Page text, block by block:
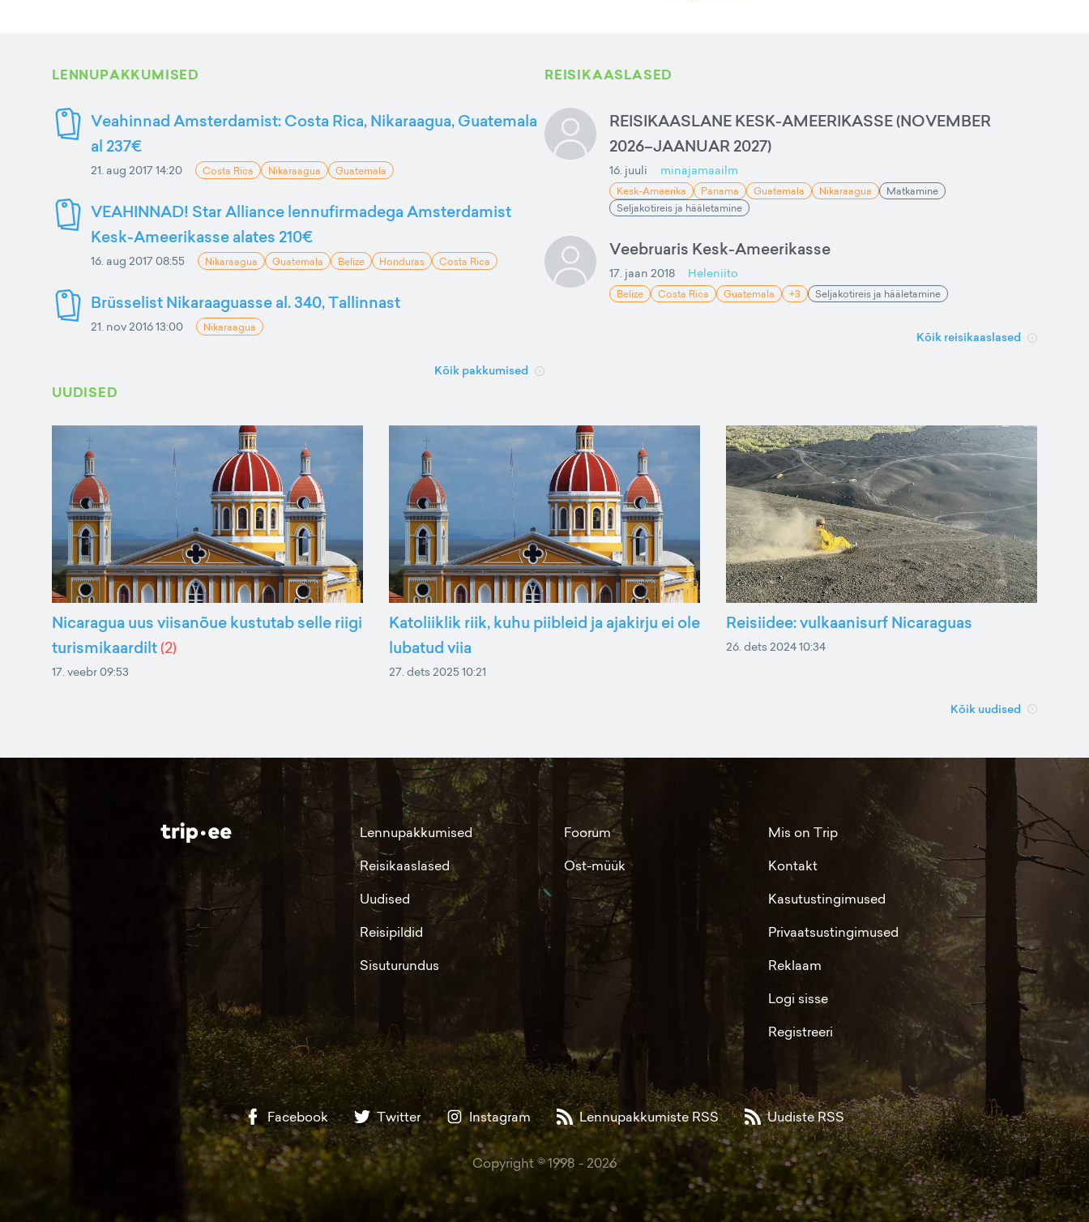
LENNUPAKKUMISED
Veahinnad Amsterdamist: Costa Rica, Nikaraagua, Guatemala
al 237€
21. aug 2017 14:20 Costa Rica Nikaraagua Guatemala
VEAHINNAD! Star Alliance lennufirmadega Amsterdamist
Kesk-Ameerikasse alates 210€
16. aug 2017 08:55 Nikaraagua Guatemala Belize Honduras Costa Rica
Brüsselist Nikaraaguasse al. 340, Tallinnast
21. nov 2016 13:00 Nikaraagua
Kõik pakkumised
REISIKAASLASED
REISIKAASLANE KESK-AMEERIKASSE (NOVEMBER
2026–JAANUAR 2027)
16. juuli minajamaailm
Kesk-Ameerika Panama Guatemala Nikaraagua
Matkamine
Seljakotireis ja hääletamine
Veebruaris Kesk-Ameerikasse
17. jaan 2018 Heleniito
Belize Costa Rica Guatemala +3 Seljakotireis ja hääletamine
Kõik reisikaaslased
UUDISED
Nicaragua uus viisanõue kustutab selle riigi
turismikaardilt(2)
17. veebr 09:53
Katoliiklik riik, kuhu piibleid ja ajakirju ei ole
lubatud viia
27. dets 2025 10:21
Reisiidee: vulkaanisurf Nicaraguas
26. dets 2024 10:34
Kõik uudised
Lennupakkumised
Reisikaaslased
Uudised
Reisipildid
Sisuturundus
Foorum
Ost-müük
Mis on Trip
Kontakt
Kasutustingimused
Privaatsustingimused
Reklaam
Logi sisse
Registreeri
Facebook Twitter Instagram Lennupakkumiste RSS Uudiste RSS
Copyright © 1998 - 2026